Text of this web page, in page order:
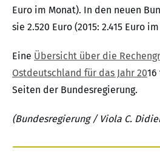
Euro im Monat). In den neuen
sie 2.520 Euro (2015: 2.415 Euro
Eine Übersicht über die
Ostdeutschland für das Jahr 20
Seiten der Bundesregierung.
(Bundesregierung / Viola C.